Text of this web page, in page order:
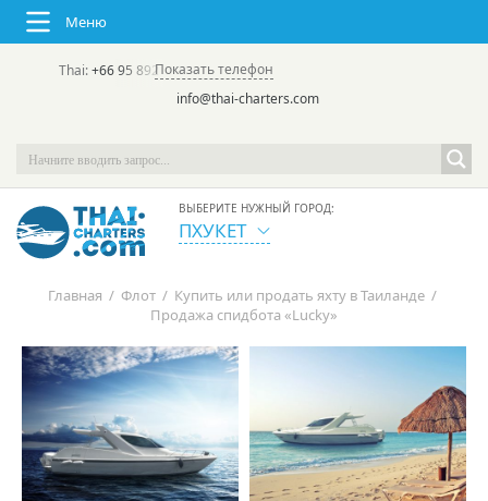
Меню
Thai:+66 95 892 7646(rus/eng) | в России:
Показать телефон
info@thai-charters.com
ВЫБЕРИТЕ НУЖНЫЙ ГОРОД:
ПХУКЕТ
Главная / Флот / Купить или продать яхту в Таиланде /
Продажа спидбота «Lucky»